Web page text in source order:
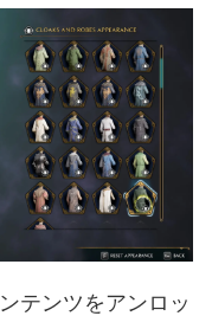
テンツをアンロッ